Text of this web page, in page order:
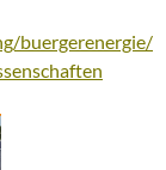
buergerenergie/